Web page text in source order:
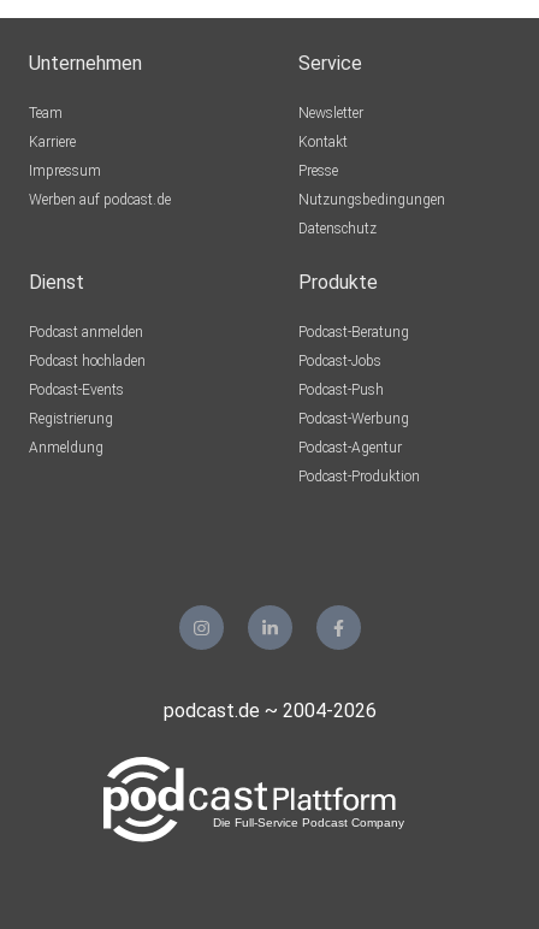
Unternehmen
Team
Karriere
Impressum
Werben auf podcast.de
Service
Newsletter
Kontakt
Presse
Nutzungsbedingungen
Datenschutz
Dienst
Podcast anmelden
Podcast hochladen
Podcast-Events
Registrierung
Anmeldung
Produkte
Podcast-Beratung
Podcast-Jobs
Podcast-Push
Podcast-Werbung
Podcast-Agentur
Podcast-Produktion
podcast.de ~ 2004-2026